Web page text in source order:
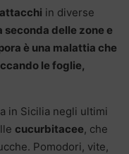
in diverse
seconda delle zone e
è una malattia che
le foglie,
in Sicilia negli ultimi
cucurbitacee, che
Pomodori, vite,